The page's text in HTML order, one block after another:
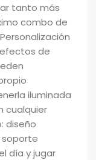
tanto más
combo de
de
iluminada
cualquier
diseño
soporte
día y jugar